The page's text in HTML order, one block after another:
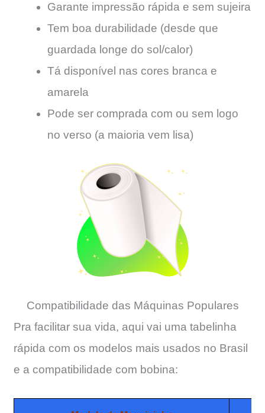
Garante impressão rápida e sem sujeira
Tem boa durabilidade (desde que
guardada longe do sol/calor)
Tá disponível nas cores branca e
amarela
Pode ser comprada com ou sem logo
no verso (a maioria vem lisa)
Compatibilidade das Máquinas Populares
Pra facilitar sua vida, aqui vai uma tabelinha
rápida com os modelos mais usados no Brasil
e a compatibilidade com bobina: